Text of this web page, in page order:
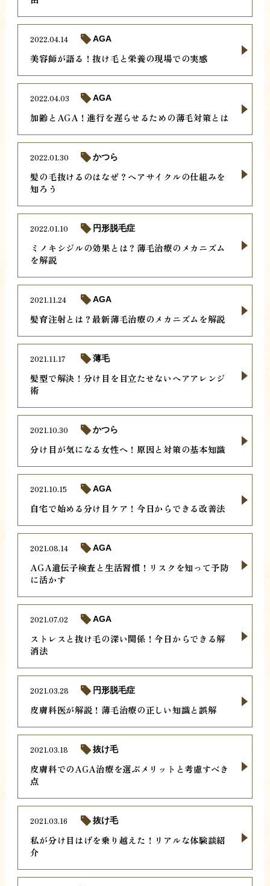
美容師が語る！抜け毛と栄養の現場での実感
2022.04.14 AGA
加齢とAGA！進行を遅らせるための薄毛対策とは
2022.04.03 AGA
髪の毛抜けるのはなぜ？ヘアサイクルの仕組みを
知ろう
2022.01.30 かつら
ミノキシジルの効果とは？薄毛治療のメカニズム
を解説
2022.01.10 円形脱毛症
髪育注射とは？最新薄毛治療のメカニズムを解説
2021.11.24 AGA
髪型で解決！分け目を目立たせないヘアアレンジ
術
2021.11.17 薄毛
分け目が気になる女性へ！原因と対策の基本知識
2021.10.30 かつら
自宅で始める分け目ケア！今日からできる改善法
2021.10.15 AGA
AGA遺伝子検査と生活習慣！リスクを知って予防
に活かす
2021.08.14 AGA
ストレスと抜け毛の深い関係！今日からできる解
消法
2021.07.02 AGA
皮膚科医が解説！薄毛治療の正しい知識と誤解
2021.03.28 円形脱毛症
皮膚科でのAGA治療を選ぶメリットと考慮すべき
点
2021.03.18 抜け毛
私が分け目はげを乗り越えた！リアルな体験談紹
介
2021.03.16 抜け毛